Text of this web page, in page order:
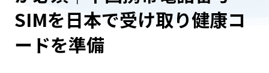
プラン/商品
SIMを日本で受け取り健康コ
ードを準備